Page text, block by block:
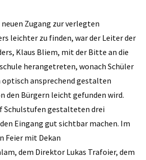
neuen Zugang zur verlegten
leichter zu finden, war der Leiter der
Klaus Bliem, mit der Bitte an die
herangetreten, wonach Schüler
optisch ansprechend gestalten
den Bürgern leicht gefunden wird.
Schulstufen gestalteten drei
Eingang gut sichtbar machen. Im
Feier mit Dekan
dem Direktor Lukas Trafoier, dem